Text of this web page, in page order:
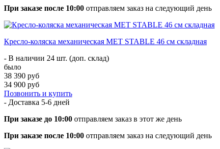
При заказе после 10:00 отправляем заказ на следующий день
Кресло-коляска механическая МЕТ STABLE 46 см складная
- В наличии 24 шт. (доп. склад)
было
38 390 руб
34 900 руб
Позвонить и купить
- Доставка 5-6 дней
При заказе до 10:00 отправляем заказ в этот же день
При заказе после 10:00 отправляем заказ на следующий день